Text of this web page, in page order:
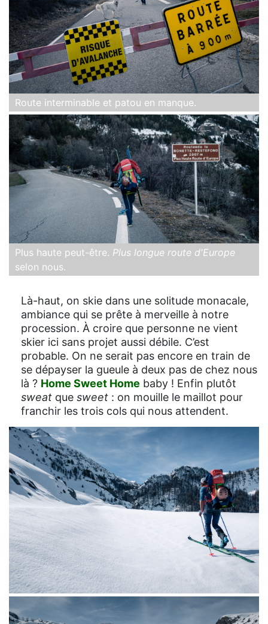
Route interminable et patou en manque.
Plus haute peut-être. Plus longue route d'Europe
selon nous.
Là-haut, on skie dans une solitude monacale,
ambiance qui se prête à merveille à notre
procession. À croire que personne ne vient
skier ici sans projet aussi débile. C’est
probable. On ne serait pas encore en train de
se dépayser la gueule à deux pas de chez nous
là ? Home Sweet Home baby ! Enfin plutôt
sweat que sweet : on mouille le maillot pour
franchir les trois cols qui nous attendent.